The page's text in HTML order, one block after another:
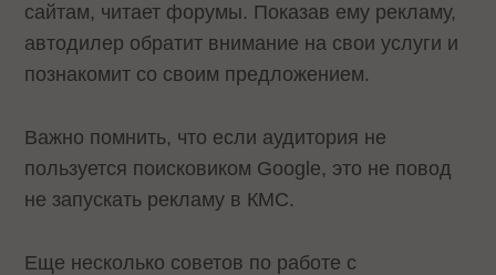
сайтам, читает форумы. Показав ему рекламу,
автодилер обратит внимание на свои услуги и
познакомит со своим предложением.
Важно помнить, что если аудитория не
пользуется поисковиком Google, это не повод
не запускать рекламу в КМС.
Еще несколько советов по работе с